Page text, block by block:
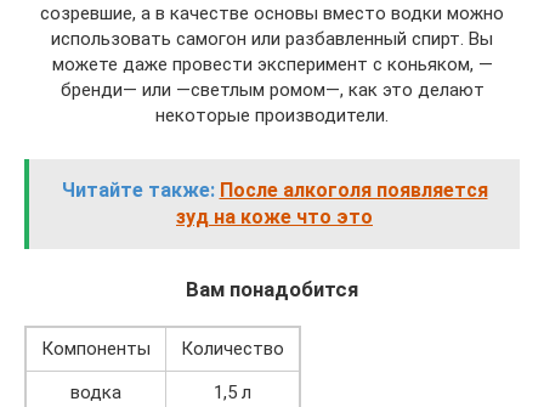
созревшие, а в качестве основы вместо водки можно
использовать самогон или разбавленный спирт. Вы
можете даже провести эксперимент с коньяком, —
бренди— или —светлым ромом—, как это делают
некоторые производители.
Читайте также: После алкоголя появляется
зуд на коже что это
Вам понадобится
Компоненты
Количество
водка
1,5 л